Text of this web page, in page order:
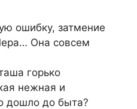
ошибку, затмение
Она совсем
горько
нежная и
дошло до быта?